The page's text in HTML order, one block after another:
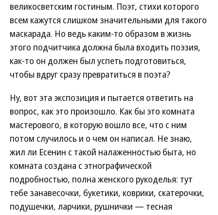
великосветским гостиным. Поэт, стихи которого
всем кажутся слишком значительными для такого
маскарада. Но ведь каким-то образом в жизнь
этого подчитчика должна была входить поэзия,
как-то он должен был успеть подготовиться,
чтобы вдруг сразу превратиться в поэта?
Ну, вот эта экспозиция и пытается ответить на
вопрос, как это произошло. Как бы это комната
мастерового, в которую вошло все, что с ним
потом случилось и о чем он написал. Не знаю,
жил ли Есенин с такой налаженностью быта, но
комната создана с этнографической
подробностью, полна женского рукоделья: тут
тебе занавесочки, букетики, коврики, скатерочки,
подушечки, ларчики, рушнички — тесная